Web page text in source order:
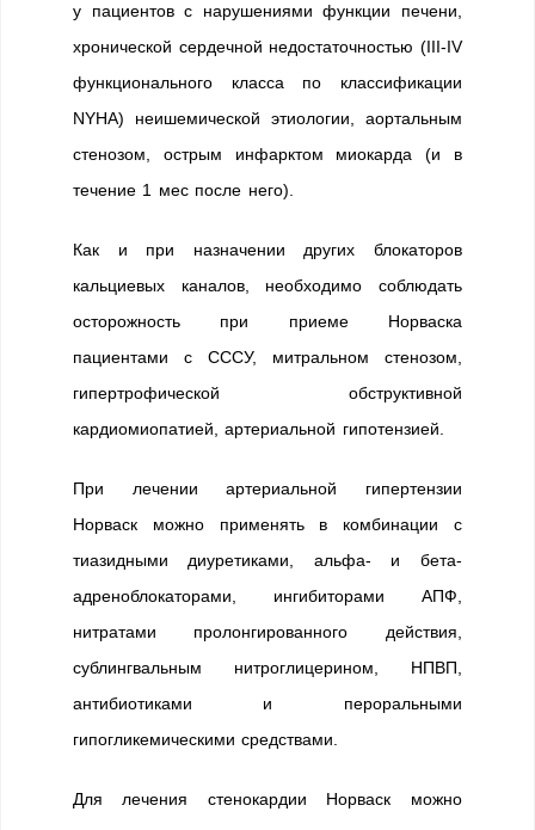
у пациентов с нарушениями функции печени,
хронической сердечной недостаточностью (III-IV
функционального класса по классификации
NYHA) неишемической этиологии, аортальным
стенозом, острым инфарктом миокарда (и в
течение 1 мес после него).
Как и при назначении других блокаторов
кальциевых каналов, необходимо соблюдать
осторожность при приеме Норваска
пациентами с СССУ, митральном стенозом,
гипертрофической обструктивной
кардиомиопатией, артериальной гипотензией.
При лечении артериальной гипертензии
Норваск можно применять в комбинации с
тиазидными диуретиками, альфа- и бета-
адреноблокаторами, ингибиторами АПФ,
нитратами пролонгированного действия,
сублингвальным нитроглицерином, НПВП,
антибиотиками и пероральными
гипогликемическими средствами.
Для лечения стенокардии Норваск можно